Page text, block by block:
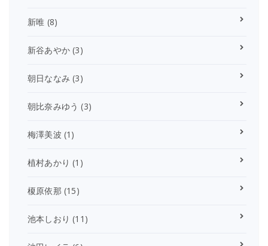
新唯 (8)
新谷あやか (3)
朝日ななみ (3)
朝比奈みゆう (3)
梅澤美波 (1)
植村あかり (1)
榎原依那 (15)
池本しおり (11)